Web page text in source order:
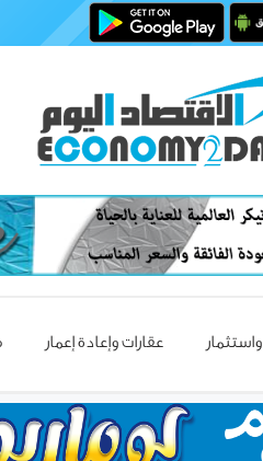
عقارات وإعادة إعمار